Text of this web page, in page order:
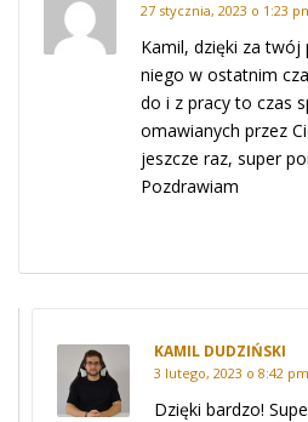
27 stycznia, 2023 o 1:23
Kamil, dzięki za twój
niego w ostatnim
do i z pracy to czas
omawianych przez
jeszcze raz, super
Pozdrawiam
KAMIL DUDZIŃSKI
3 lutego, 2023 o 8:42 pm
Dzięki bardzo!